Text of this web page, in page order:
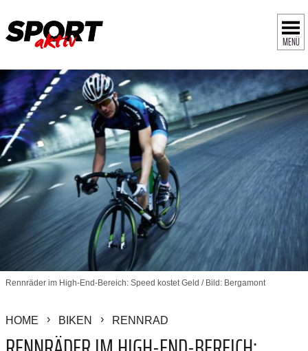
MENÜ
Rennräder im High-End-Bereich: Speed kostet Geld / Bild: Bergamont
HOME BIKEN RENNRAD